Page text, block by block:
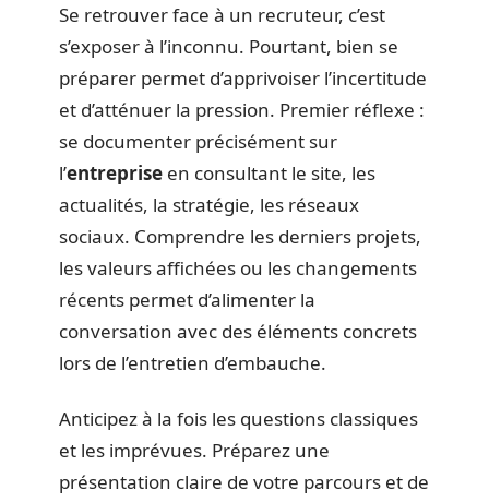
Se retrouver face à un recruteur, c’est
s’exposer à l’inconnu. Pourtant, bien se
préparer permet d’apprivoiser l’incertitude
et d’atténuer la pression. Premier réflexe :
se documenter précisément sur
l’entreprise en consultant le site, les
actualités, la stratégie, les réseaux
sociaux. Comprendre les derniers projets,
les valeurs affichées ou les changements
récents permet d’alimenter la
conversation avec des éléments concrets
lors de l’entretien d’embauche.
Anticipez à la fois les questions classiques
et les imprévues. Préparez une
présentation claire de votre parcours et de